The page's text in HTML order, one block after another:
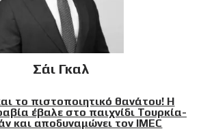
Σάι Γκαλ
το πιστοποιητικό θανάτου! Η
έβαλε στο παιχνίδι Τουρκία-
και αποδυναμώνει τον IMEC